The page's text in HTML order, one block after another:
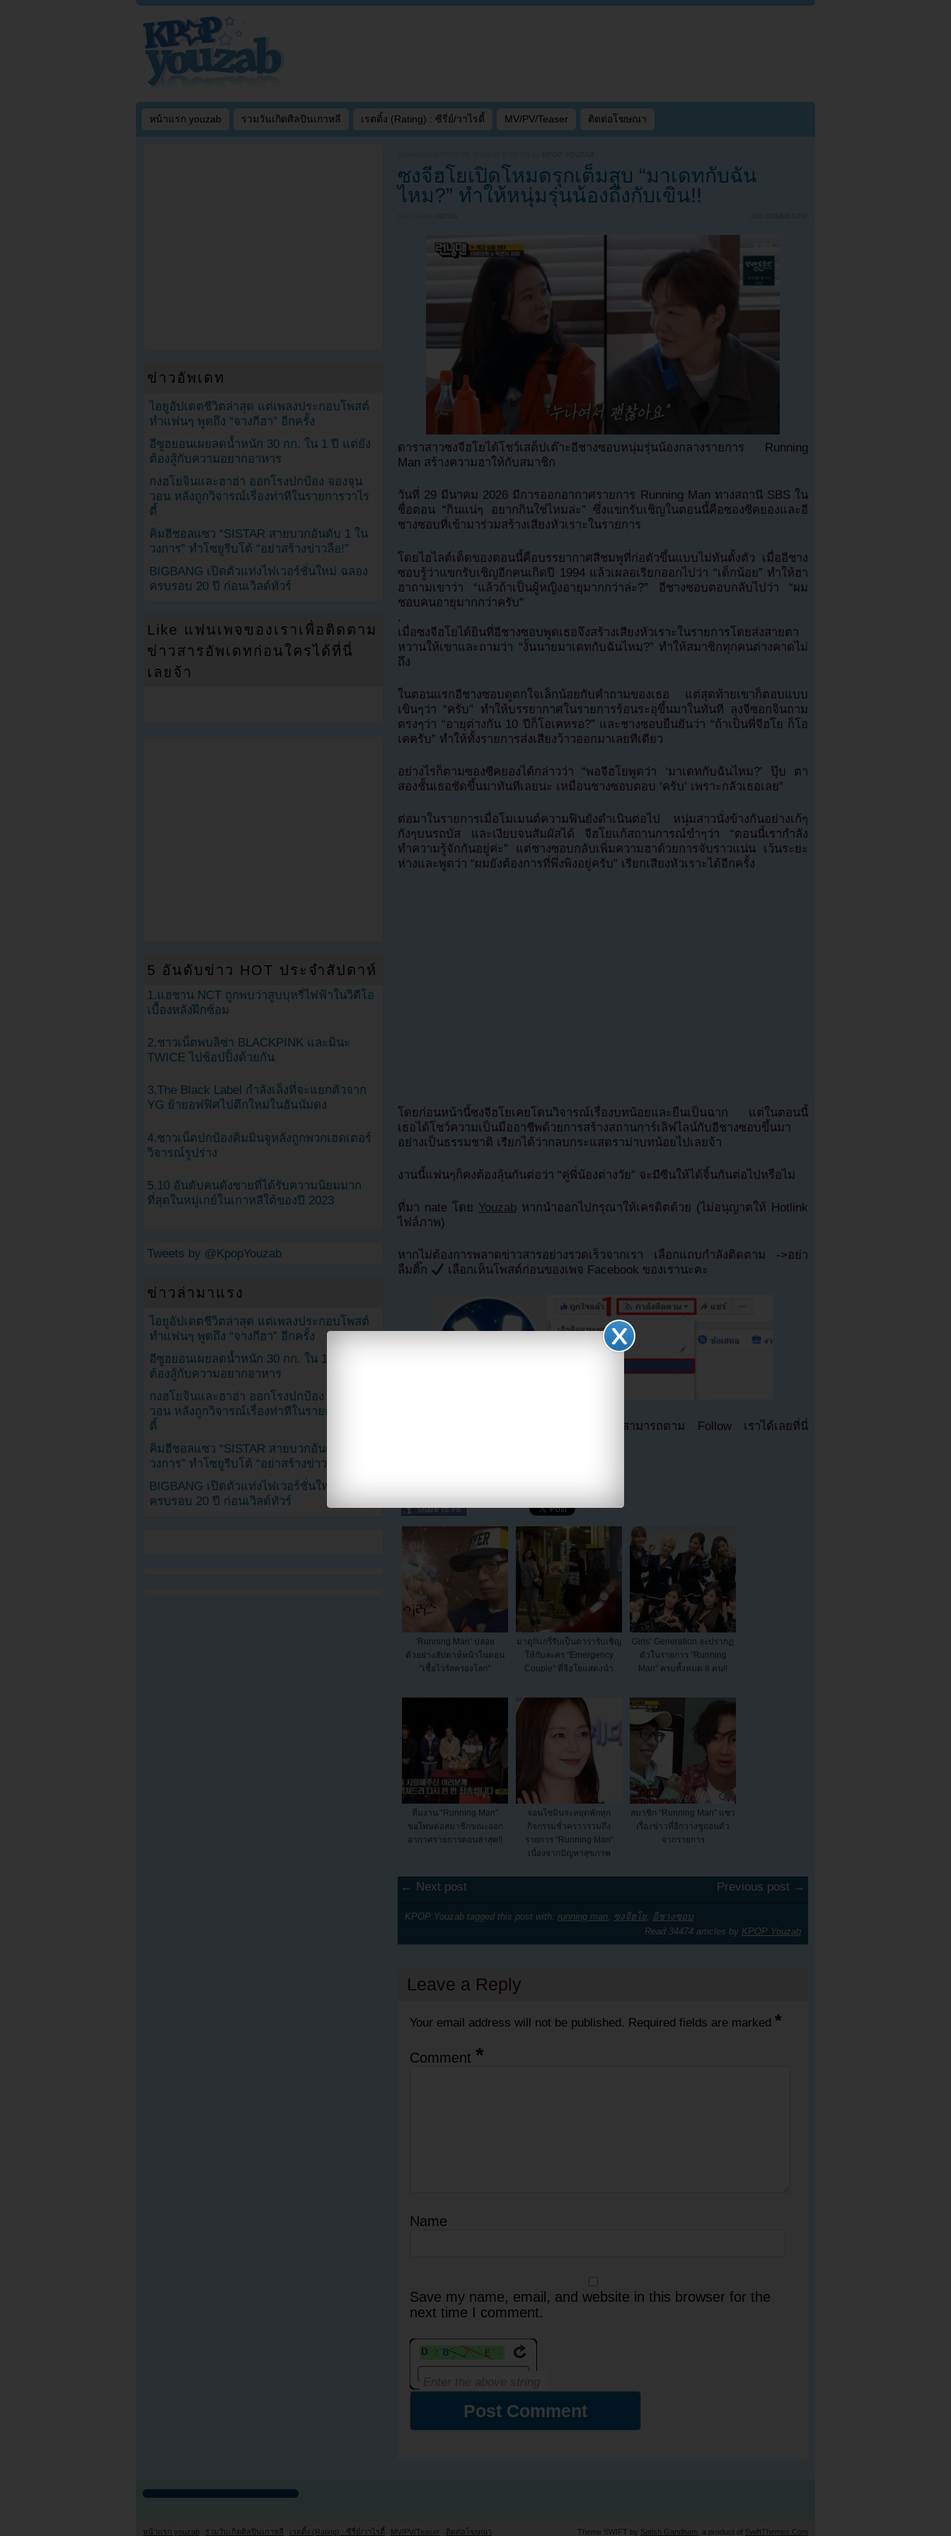
หน้าแรก youzab รวมวันเกิดศิลปินเกาหลี เรตติ้ง (Rating) : ซีรี่ย์/วาไรตี้ MV/PV/Teaser ติดต่อโฆษณา
KPOP YOUZAB
ซงจีฮโยเปิดโหมดรุกเต็มสูบ “มาเดทกับฉัน
ไหม?” ทำให้หนุ่มรุ่นน้องถึงกับเขิน!!
NEWS NO COMMENTS
ดาราสาวซงจีฮโยได้โชว์เสต็ปเต๊าะอีชางซอบหนุ่มรุ่นน้องกลางรายการ Running
Man สร้างความฮาให้กับสมาชิก
วันที่ 29 มีนาคม 2026 มีการออกอากาศรายการ Running Man ทางสถานี SBS ใน
ชื่อตอน “กินแน่ๆ อยากกินใช่ไหมล่ะ” ซึ่งแขกรับเชิญในตอนนี้คือซองซีคยองและอี
ชางซอบที่เข้ามาร่วมสร้างเสียงหัวเราะในรายการ
โดยไฮไลต์เด็ดของตอนนี้คือบรรยากาศสีชมพูที่ก่อตัวขึ้นแบบไม่ทันตั้งตัว เมื่ออีชาง
ซอบรู้ว่าแขกรับเชิญอีกคนเกิดปี 1994 แล้วเผลอเรียกออกไปว่า “เด็กน้อย” ทำให้ฮา
ฮาถามเขาว่า “แล้วถ้าเป็นผู้หญิงอายุมากกว่าล่ะ?” อีชางซอบตอบกลับไปว่า “ผม
ชอบคนอายุมากกว่าครับ”
.
เมื่อซงจีฮโยได้ยินที่อีชางซอบพูดเธอจึงสร้างเสียงหัวเราะในรายการโดยส่งสายตา
หวานให้เขาและถามว่า “งั้นนายมาเดทกับฉันไหม?” ทำให้สมาชิกทุกคนต่างคาดไม่
ถึง
ในตอนแรกอีชางซอบดูตกใจเล็กน้อยกับคำถามของเธอ แต่สุดท้ายเขาก็ตอบแบบ
เขินๆว่า “ครับ” ทำให้บรรยากาศในรายการร้อนระอุขึ้นมาในทันที ลุงจีซอกจินถาม
ตรงๆว่า “อายุต่างกัน 10 ปีก็โอเคหรอ?” และชางซอบยืนยันว่า “ถ้าเป็นพี่จีฮโย ก็โอ
เคครับ” ทำให้ทั้งรายการส่งเสียงว้าวออกมาเลยทีเดียว
อย่างไรก็ตามซองซีคยองได้กล่าวว่า “พอจีฮโยพูดว่า ‘มาเดทกับฉันไหม?’ ปุ๊บ ตา
สองชั้นเธอชัดขึ้นมาทันทีเลยนะ เหมือนชางซอบตอบ ‘ครับ’ เพราะกลัวเธอเลย”
ต่อมาในรายการเมื่อโมเมนต์ความฟินยังดำเนินต่อไป หนุ่มสาวนั่งข้างกันอย่างเก้ๆ
กังๆบนรถบัส และเงียบจนสัมผัสได้ จีฮโยแก้สถานการณ์ขำๆว่า “ตอนนี้เรากำลัง
ทำความรู้จักกันอยู่ค่ะ” แต่ชางซอบกลับเพิ่มความฮาด้วยการจับราวแน่น เว้นระยะ
ห่างและพูดว่า “ผมยังต้องการที่พึ่งพิงอยู่ครับ” เรียกเสียงหัวเราะได้อีกครั้ง
โดยก่อนหน้านี้ซงจีฮโยเคยโดนวิจารณ์เรื่องบทน้อยและยืนเป็นฉาก แต่ในตอนนี้
เธอได้โชว์ความเป็นมืออาชีพด้วยการสร้างสถานการ์เลิฟไลน์กับอีชางซอบขึ้นมา
อย่างเป็นธรรมชาติ เรียกได้ว่ากลบกระแสดราม่าบทน้อยไปเลยจ้า
งานนี้แฟนๆก็คงต้องลุ้นกันต่อว่า “คู่พี่น้องต่างวัย” จะมีซีนให้ได้จิ้นกันต่อไปหรือไม่
ที่มา nate โดย Youzab หากนำออกไปกรุณาให้เครดิตด้วย (ไม่อนุญาตให้ Hotlink
ไฟล์ภาพ)
หากไม่ต้องการพลาดข่าวสารอย่างรวดเร็วจากเรา เลือกแถบกำลังติดตาม ->อย่า
ลืมติ๊ก
เลือกเห็นโพสต์ก่อนของเพจ Facebook ของเรานะคะ
ตอนนี้แฟนๆสามารถติดตามเราได้อีกช่องทางสามารถตาม Follow เราได้เลยที่นี่
‘Running Man’ ปล่อย
ตัวอย่างสัปดาห์หน้าในตอน
"เชื้อไวรัสครองโลก"
มาดู!!แกรี่รับเป็นดารารับเชิญ
ให้กับละคร "Emergency
Couple" ที่จีฮโยแสดงนำ
Girls’ Generation จะปรากฏ
ตัวในรายการ "Running
Man" ครบทั้งหมด 8 คน!!
ทีมงาน “Running Man”
ขอโทษต่อสมาชิกขณะออก
อากาศรายการตอนล่าสุด!!
จอนโซมินจะหยุดพักทุก
กิจกรรมชั่วคราวรวมถึง
รายการ “Running Man”
เนื่องจากปัญหาสุขภาพ
สมาชิก “Running Man” แซว
เรื่องข่าวที่อีกวางซูถอนตัว
จากรายการ
← Next post Previous post →
KPOP Youzab tagged this post with: running man, ซงจีฮโย, อีชางซอบ
Read 34474 articles by KPOP Youzab
Leave a Reply
Your email address will not be published. Required fields are marked *
Comment *
Name
Save my name, email, and website in this browser for the
next time I comment.
ข่าวอัพเดท
ไอยูอัปเดตชีวิตล่าสุด แต่เพลงประกอบโพสต์
ทำแฟนๆ พูดถึง “จางกีฮา” อีกครั้ง
อีซูฮยอนเผยลดน้ำหนัก 30 กก. ใน 1 ปี แต่ยัง
ต้องสู้กับความอยากอาหาร
กงฮโยจินและฮาฮ่า ออกโรงปกป้อง จองจุน
วอน หลังถูกวิจารณ์เรื่องท่าทีในรายการวาไร
ตี้
คิมฮีชอลแซว “SISTAR สายบวกอันดับ 1 ใน
วงการ” ทำโซยูรีบโต้ “อย่าสร้างข่าวลือ!”
BIGBANG เปิดตัวแท่งไฟเวอร์ชั่นใหม่ ฉลอง
ครบรอบ 20 ปี ก่อนเวิลด์ทัวร์
Like แฟนเพจของเราเพื่อติดตาม
ข่าวสารอัพเดทก่อนใครได้ที่นี่
เลยจ้า
5 อันดับข่าว HOT ประจำสัปดาห์
1.แฮชาน NCT ถูกพบว่าสูบบุหรี่ไฟฟ้าในวิดีโอ
เบื้องหลังฝึกซ้อม
2.ชาวเน็ตพบลิซ่า BLACKPINK และมินะ
TWICE ไปช้อปปิ้งด้วยกัน
3.The Black Label กำลังเล็งที่จะแยกตัวจาก
YG ย้ายอฟฟิศไปตึกใหม่ในฮันนัมดง
4.ชาวเน็ตปกป้องคิมมินจูหลังถูกพวกเฮดเตอร์
วิจารณ์รูปร่าง
5.10 อันดับคนดังชายที่ได้รับความนิยมมาก
ที่สุดในหมู่เกย์ในเกาหลีใต้ของปี 2023
Tweets by @KpopYouzab
ข่าวล่ามาแรง
ไอยูอัปเดตชีวิตล่าสุด แต่เพลงประกอบโพสต์
ทำแฟนๆ พูดถึง “จางกีฮา” อีกครั้ง
อีซูฮยอนเผยลดน้ำหนัก 30 กก. ใน 1 ปี แต่ยัง
ต้องสู้กับความอยากอาหาร
กงฮโยจินและฮาฮ่า ออกโรงปกป้อง จองจุน
วอน หลังถูกวิจารณ์เรื่องท่าทีในรายการวาไร
ตี้
คิมฮีชอลแซว “SISTAR สายบวกอันดับ 1 ใน
วงการ” ทำโซยูรีบโต้ “อย่าสร้างข่าวลือ!”
BIGBANG เปิดตัวแท่งไฟเวอร์ชั่นใหม่ ฉลอง
ครบรอบ 20 ปี ก่อนเวิลด์ทัวร์
หน้าแรก youzab รวมวันเกิดศิลปินเกาหลี เรตติ้ง (Rating) : ซีรี่ย์/วาไรตี้ MV/PV/Teaser ติดต่อโฆษณา Theme SWIFT by Satish Gandham , a product of SwiftThemes.Com